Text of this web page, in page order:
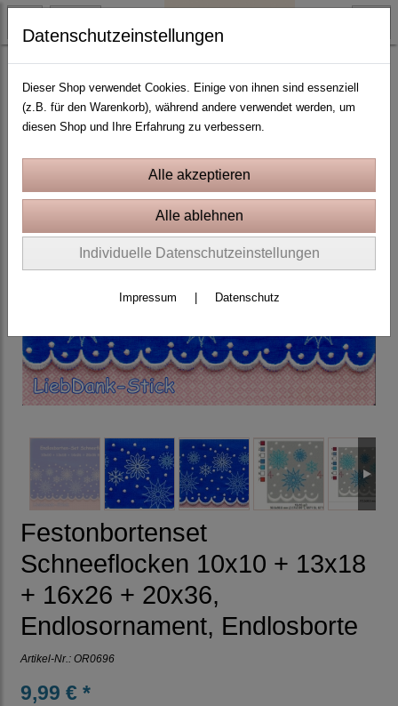
Festonborte und Endlosornament
Festonbortenset
Schneeflocken 10x10 + 13x18
+ 16x26 + 20x36,
Endlosornament, Endlosborte
Artikel-Nr.: OR0696
9,99 € *
Datenschutzeinstellungen
Dieser Shop verwendet Cookies. Einige von ihnen sind essenziell
(z.B. für den Warenkorb), während andere verwendet werden, um
diesen Shop und Ihre Erfahrung zu verbessern.
Individuelle Datenschutzeinstellungen
Impressum Datenschutz